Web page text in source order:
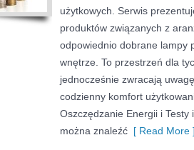
użytkowych. Serwis
produktów związanych z
odpowiednio dobrane lampy
wnętrze. To przestrzeń dla
jednocześnie zwracają
codzienny komfort
Oszczędzanie Energii i Testy
można znaleźć [ Read More